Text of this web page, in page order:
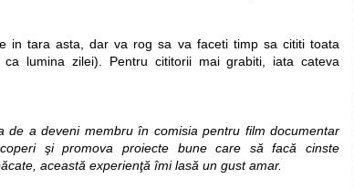
in tara asta, dar va rog sa va faceti timp sa cititi toata
lumina zilei). Pentru cititorii mai grabiti, iata cateva
de a deveni membru în comisia pentru film documentar
şi promova proiecte bune care să facă cinste
această experienţă îmi lasă un gust amar.